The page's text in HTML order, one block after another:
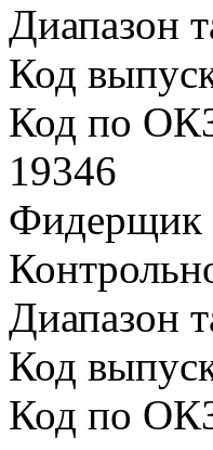
Диапазон
Код
Код по
19346
Фидерщик
Диапазон
Код
Код по